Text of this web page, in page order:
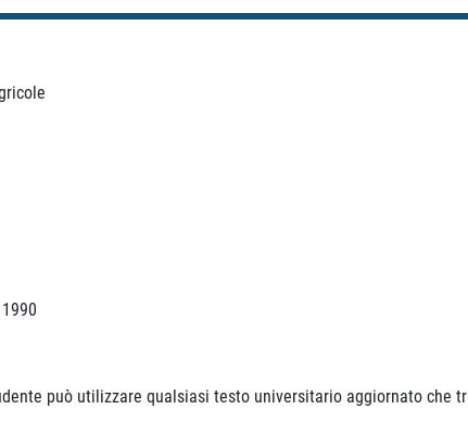
può utilizzare qualsiasi testo universitario aggiornato che